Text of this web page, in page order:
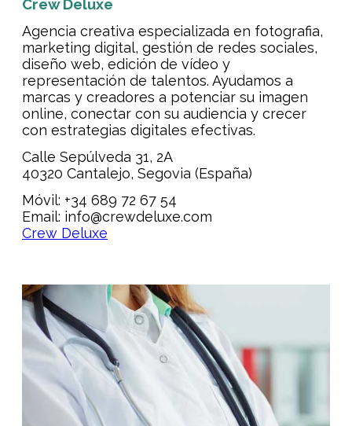
Crew Deluxe
Agencia creativa especializada en fotografia,
marketing digital, gestión de redes sociales,
diseño web, edición de vídeo y
representación de talentos. Ayudamos a
marcas y creadores a potenciar su imagen
online, conectar con su audiencia y crecer
con estrategias digitales efectivas.
Calle Sepúlveda 31, 2A
40320 Cantalejo, Segovia (España)
Móvil: +34 689 72 67 54
Email: info@crewdeluxe.com
Crew Deluxe